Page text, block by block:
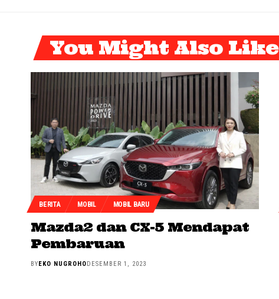
You Might Also Like
BERITA MOBIL MOBIL BARU
Mazda2 dan CX-5 Mendapat
Pembaruan
BY EKO NUGROHO DESEMBER 1, 2023